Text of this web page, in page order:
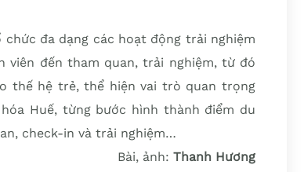
đa dạng các hoạt động trải nghiệm
viên đến tham quan, trải nghiệm, từ đó
thế hệ trẻ, thể hiện vai trò quan trọng
Huế, từng bước hình thành điểm du
check-in và trải nghiệm…
Bài, ảnh: Thanh Hương